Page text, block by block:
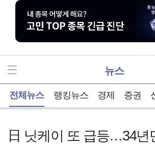
뉴스
전체뉴스 랭킹뉴스 경제 증권
日 닛케이 또 급등…34년